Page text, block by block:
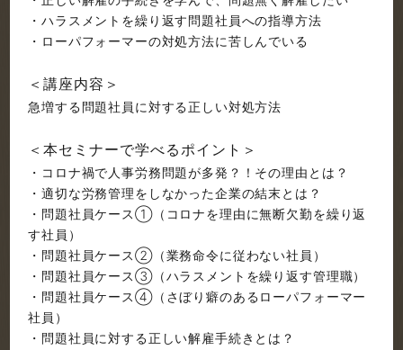
・ハラスメントを繰り返す問題社員への指導方法
・ローパフォーマーの対処方法に苦しんでいる
＜講座内容＞
急増する問題社員に対する正しい対処方法
＜本セミナーで学べるポイント＞
・コロナ禍で人事労務問題が多発？！その理由とは？
・適切な労務管理をしなかった企業の結末とは？
・問題社員ケース①（コロナを理由に無断欠勤を繰り返
す社員）
・問題社員ケース②（業務命令に従わない社員）
・問題社員ケース③（ハラスメントを繰り返す管理職）
・問題社員ケース④（さぼり癖のあるローパフォーマー
社員）
・問題社員に対する正しい解雇手続きとは？